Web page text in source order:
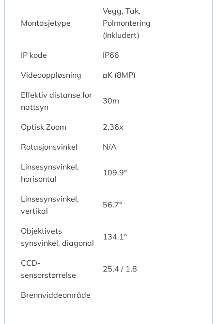
Montasjetype
Vegg, Tak,
Polmontering
(Inkludert)
IP kode IP66
Videooppløsning ¤K (8MP)
Effektiv distanse for
nattsyn
30m
Optisk Zoom 2,36x
Rotasjonsvinkel N/A
Linsesynsvinkel,
horisontal
109.9°
Linsesynsvinkel,
vertikal
56.7°
Objektivets
synsvinkel, diagonal
134.1°
CCD-
sensorstørrelse
25,4 / 1,8
Brennviddeområde